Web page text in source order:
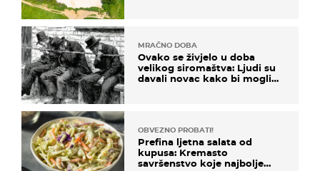
MRAČNO DOBA
Ovako se živjelo u doba
velikog siromaštva: Ljudi su
davali novac kako bi mogli
OBVEZNO PROBATI!
Prefina ljetna salata od
kupusa: Kremasto
savršenstvo koje najbolje